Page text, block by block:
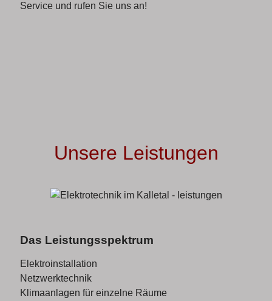
Service und rufen Sie uns an!
Unsere Leistungen
Das Leistungsspektrum
Elektroinstallation
Netzwerktechnik
Klimaanlagen für einzelne Räume